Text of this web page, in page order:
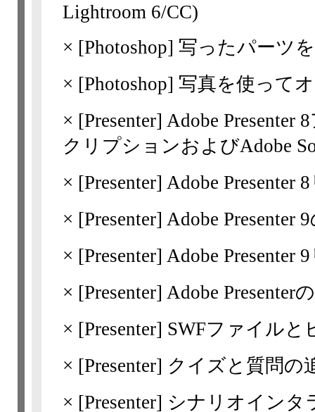
Lightroom 6/CC)
× [Photoshop] 写ったパーツ
× [Photoshop] 写真を使って
× [Presenter] Adobe Presenter
クリプションおよびAdobe
× [Presenter] Adobe Presenter
× [Presenter] Adobe Presenter
× [Presenter] Adobe Presenter
× [Presenter] Adobe Presenter
× [Presenter] SWFファイルと
× [Presenter] クイズと質問の
× [Presenter] シナリオインタ